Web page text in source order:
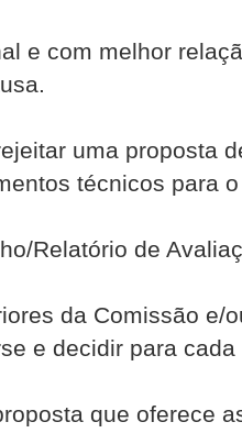
e com melhor
uma proposta
técnicos para
Relatório de
da Comissão e/
e decidir para cada
que oferece